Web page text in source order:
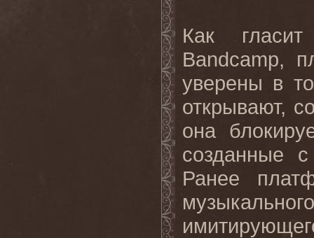
Как
Bandcamp,
уверены в
открывают,
она
созданные
Ранее